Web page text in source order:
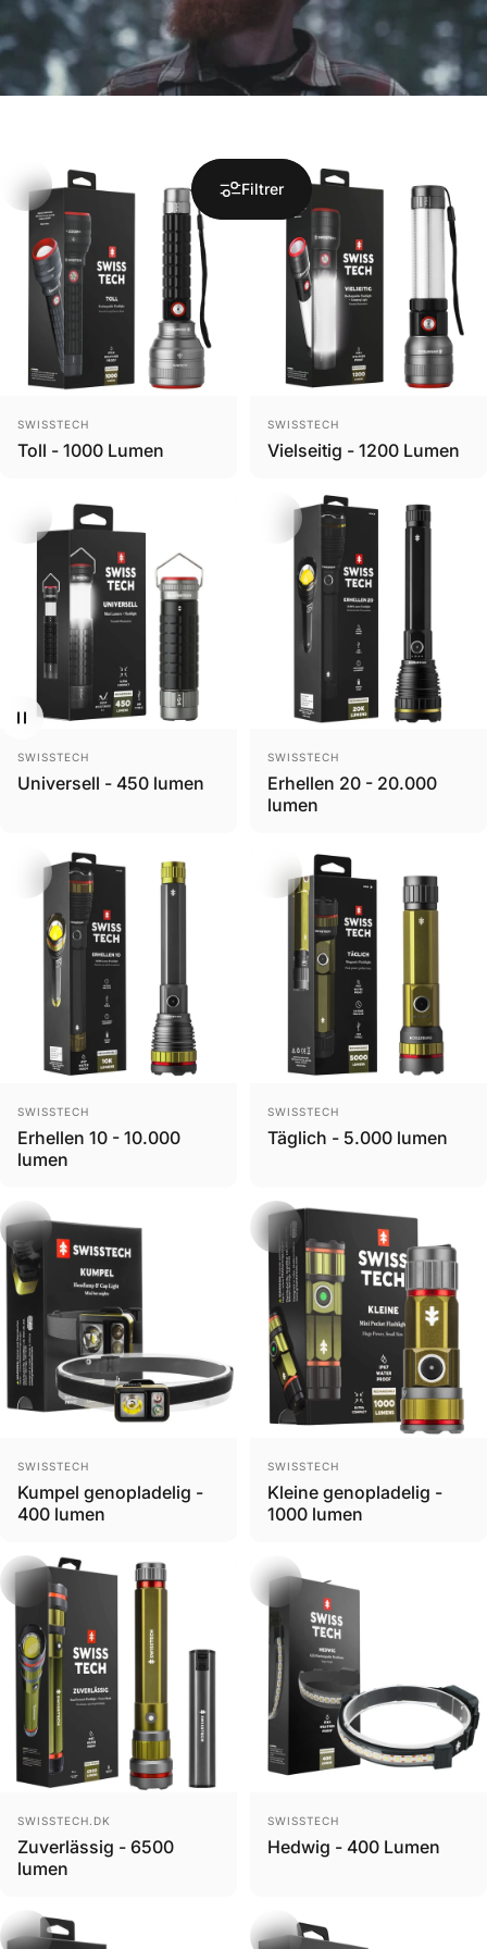
Filtrer
Brand
SWISSTECH
Toll - 1000 Lumen
Brand
SWISSTECH
Vielseitig - 1200 Lumen
Brand
SWISSTECH
Universell - 450 lumen
Brand
SWISSTECH
Erhellen 20 - 20.000
lumen
Brand
SWISSTECH
Erhellen 10 - 10.000
lumen
Brand
SWISSTECH
Täglich - 5.000 lumen
Brand
SWISSTECH
Kumpel genopladelig -
400 lumen
Brand
SWISSTECH
Kleine genopladelig -
1000 lumen
Brand
SWISSTECH.DK
Zuverlässig - 6500
lumen
Brand
SWISSTECH
Hedwig - 400 Lumen